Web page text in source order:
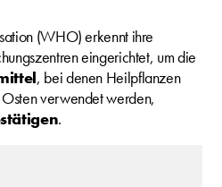
(WHO) erkennt ihre
eingerichtet, um die
, bei denen Heilpflanzen
verwendet werden,
.